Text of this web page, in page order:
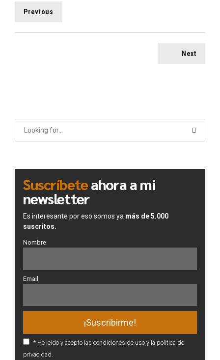
Previous
Next
Suscríbeteahora a mi
newsletter
Es interesante por eso somos ya más de 5.000
suscritos.
Nombre
Email
* He leído y acepto las condiciones de uso y la política de
privacidad.